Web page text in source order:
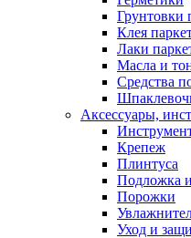
Грунтовки
Клея
Лаки
Масла и
Средства
Аксессуары,
Крепеж
Плинтуса
Подложка
Порожки
Уход и